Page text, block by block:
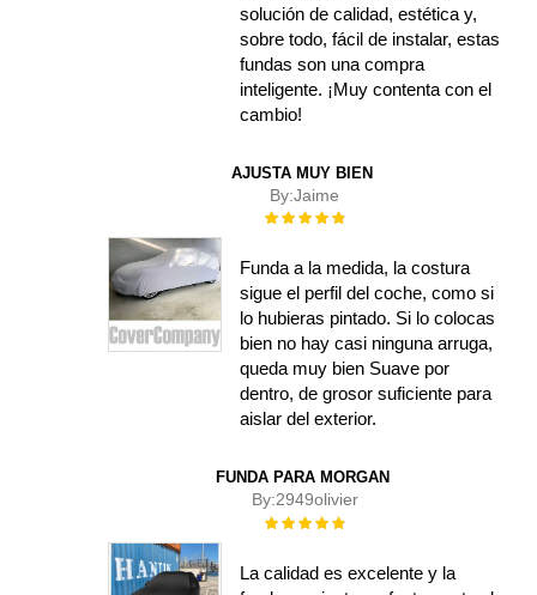
solución de calidad, estética y,
sobre todo, fácil de instalar, estas
fundas son una compra
inteligente. ¡Muy contenta con el
cambio!
AJUSTA MUY BIEN
By:Jaime
Rating:
Funda a la medida, la costura
sigue el perfil del coche, como si
lo hubieras pintado. Si lo colocas
bien no hay casi ninguna arruga,
queda muy bien Suave por
dentro, de grosor suficiente para
aislar del exterior.
FUNDA PARA MORGAN
By:2949olivier
Rating:
La calidad es excelente y la